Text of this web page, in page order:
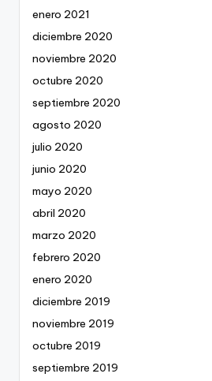
enero 2021
diciembre 2020
noviembre 2020
octubre 2020
septiembre 2020
agosto 2020
julio 2020
junio 2020
mayo 2020
abril 2020
marzo 2020
febrero 2020
enero 2020
diciembre 2019
noviembre 2019
octubre 2019
septiembre 2019